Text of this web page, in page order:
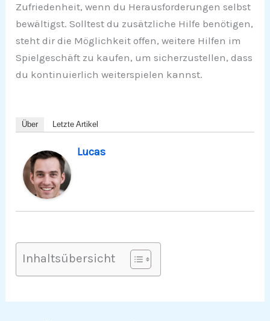
Zufriedenheit, wenn du Herausforderungen selbst
bewältigst. Solltest du zusätzliche Hilfe benötigen,
steht dir die Möglichkeit offen, weitere Hilfen im
Spielgeschäft zu kaufen, um sicherzustellen, dass
du kontinuierlich weiterspielen kannst.
Über Letzte Artikel
Lucas
Inhaltsübersicht